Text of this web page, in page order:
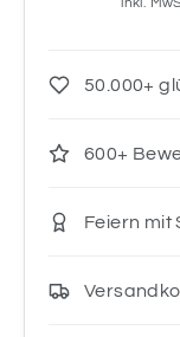
50.000+
600+
Feiern mit